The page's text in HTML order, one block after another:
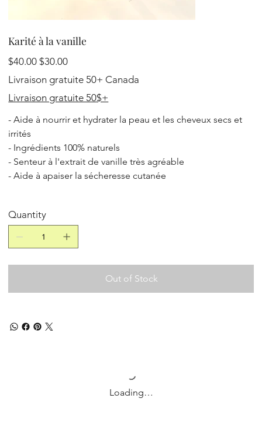
Karité à la vanille
Original
price
$40.00 Sale
price
$30.00
Livraison gratuite 50+ Canada
Livraison gratuite 50$+
- Aide à nourrir et hydrater la peau et les cheveux secs et
irrités
- Ingrédients 100% naturels
- Senteur à l'extrait de vanille très agréable
- Aide à apaiser la sécheresse cutanée
Quantity
Out of Stock
Loading…